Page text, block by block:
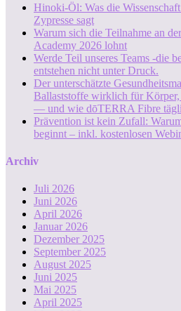
Hinoki-Öl: Was die
Zypresse sagt
Warum sich die Teilnahme an
Academy 2026 lohnt
Werde Teil unseres Teams -die
entstehen nicht unter Druck.
Der unterschätzte
Ballaststoffe wirklich für
— und wie dōTERRA Fibre
Prävention ist kein Zufall:
beginnt – inkl. kostenlosen
Archiv
Juli 2026
Juni 2026
April 2026
Januar 2026
Dezember 2025
September 2025
August 2025
Juni 2025
Mai 2025
April 2025